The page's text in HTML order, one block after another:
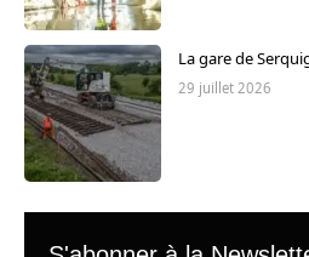
La gare de
29 juillet 2026